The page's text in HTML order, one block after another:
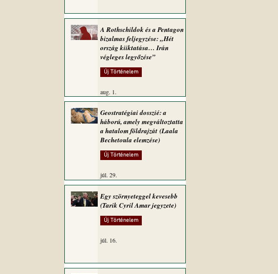
A Rothschildok és a Pentagon
bizalmas feljegyzése: „Hét
ország kiiktatása… Irán
végleges legyőzése”
Új Történelem
aug. 1.
Geostratégiai dosszié: a
háború, amely megváltoztatta
a hatalom földrajzát (Laala
Bechetoula elemzése)
Új Történelem
júl. 29.
Egy szörnyeteggel kevesebb
(Tarik Cyril Amar jegyzete)
Új Történelem
júl. 16.